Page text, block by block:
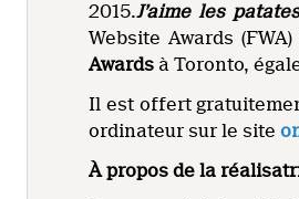
2015.J’aime les
Website Awards
Awards à Toronto,
Il est offert
ordinateur sur le site
À propos de la